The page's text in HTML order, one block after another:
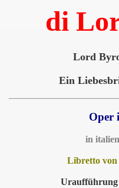
di
Lord
Ein
Oper
in
Libretto von
Uraufführung